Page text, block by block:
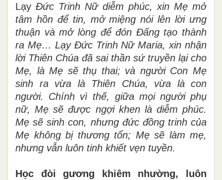
Lạy Đức Trinh Nữ diễm phúc, xin Mẹ mở
tâm hồn để tin, mở miệng nói lên lời ưng
thuận và mở lòng để đón Đấng tạo thành
ra Mẹ… Lạy Đức Trinh Nữ Maria, xin nhận
lời Thiên Chúa đã sai thần sứ truyền lại cho
Mẹ, là Mẹ sẽ thụ thai; và người Con Mẹ
sinh ra vừa là Thiên Chúa, vừa là con
người. Chính vì thế, giữa mọi người phụ
nữ, Mẹ sẽ được ngợi khen là diễm phúc.
Mẹ sẽ sinh con, nhưng đức đồng trinh của
Mẹ không bị thương tổn; Mẹ sẽ làm mẹ,
nhưng vẫn luôn tinh khiết vẹn tuyền.
Học đòi gương khiêm nhường,
luôn